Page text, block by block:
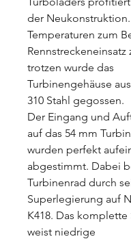
der
Temperaturen zum
Rennstreckeneinsatz
trotzen wurde das
Turbinengehäuse
310 Stahl gegossen.
Der Eingang und
auf das 54 mm
wurden perfekt
abgestimmt. Dabei
Turbinenrad durch
Superlegierung auf
K418. Das komplette
weist niedrige